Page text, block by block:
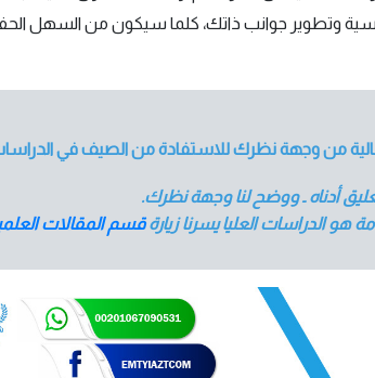
وتطوير جوانب ذاتك، كلما سيكون من السهل
من وجهة نظرك للاستفادة من الصيف في الدراسات
أدناه ـ ووضح لنا وجهة نظرك.
الدراسات العليا يسرنا زيارةقسم المقالات